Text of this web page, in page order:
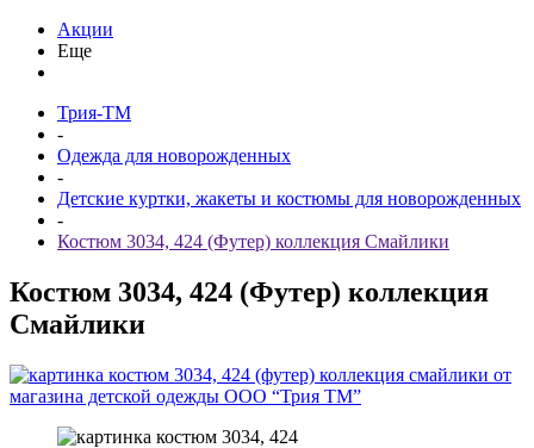
Акции
Еще
Трия-ТМ
-
Одежда для новорожденных
-
Детские куртки, жакеты и костюмы для новорожденных
-
Костюм 3034, 424 (Футер) коллекция Смайлики
Костюм 3034, 424 (Футер) коллекция
Смайлики